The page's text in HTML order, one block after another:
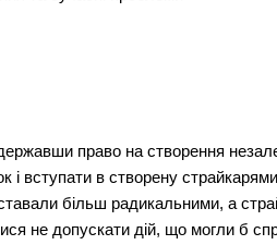
право на створення
і вступати в створену
більш радикальними, а
не допускати дій, що могли б